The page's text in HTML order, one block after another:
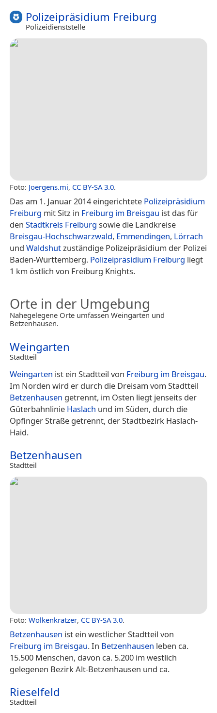
Polizeipräsidium Freiburg
Polizeidienststelle
Foto: Joergens.mi, CC BY-SA 3.0.
Das am 1. Januar 2014 eingerichtete Polizeipräsidium
Freiburg mit Sitz in Freiburg im Breisgau ist das für
den Stadtkreis Freiburg sowie die Landkreise
Breisgau-Hochschwarzwald, Emmendingen, Lörrach
und Waldshutzuständige Polizeipräsidium der Polizei
Baden-Württemberg. Polizeipräsidium Freiburg liegt
1 km östlich von Freiburg Knights.
Orte in der Umgebung
Nahegelegene Orte umfassen Weingarten und
Betzenhausen.
Weingarten
Stadtteil
Weingarten ist ein Stadtteil von Freiburg im Breisgau.
Im Norden wird er durch die Dreisam vom Stadtteil
Betzenhausen getrennt, im Osten liegt jenseits der
Güterbahnlinie Haslach und im Süden, durch die
Opfinger Straße getrennt, der Stadtbezirk Haslach-
Haid.
Betzenhausen
Stadtteil
Foto: Wolkenkratzer, CC BY-SA 3.0.
Betzenhausen ist ein westlicher Stadtteil von
Freiburg im Breisgau. In Betzenhausen leben ca.
15.500 Menschen, davon ca. 5.200 im westlich
gelegenen Bezirk Alt-Betzenhausen und ca.
Rieselfeld
Stadtteil